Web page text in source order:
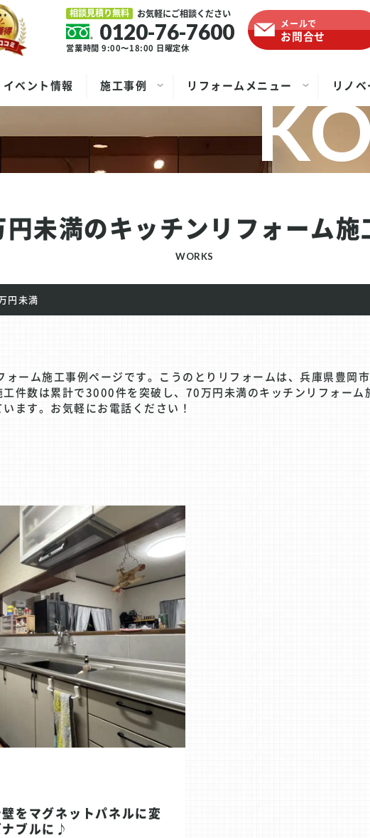
相談見積り無料 お気軽にご相談ください
0120-76-7600
営業時間 9:00〜18:00 日曜定休
メールで
お問合せ
イベント情報 施工事例 リフォームメニュー リノ
未満のキッチンリフォーム施
WORKS
円未満
ーム施工事例ページです。こうのとりリフォームは、兵庫県豊岡
件数は累計で3000件を突破し、70万円未満のキッチンリフォーム
ます。お気軽にお電話ください！
をマグネットパネルに変
ブルに♪